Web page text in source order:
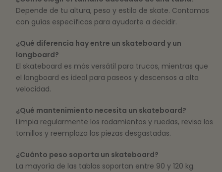
Depende de tu altura, peso y estilo de skate. Contamos
con guías específicas para ayudarte a decidir.
¿Qué diferencia hay entre un skateboard y un
longboard?
El skateboard es más versátil para trucos, mientras que
el longboard es ideal para paseos y descensos a alta
velocidad.
¿Qué mantenimiento necesita un skateboard?
Limpia regularmente los rodamientos y ruedas, revisa los
tornillos y reemplaza las piezas desgastadas.
¿Cuánto peso soporta un skateboard?
La mayoría de las tablas soportan entre 90 y 120 kg.